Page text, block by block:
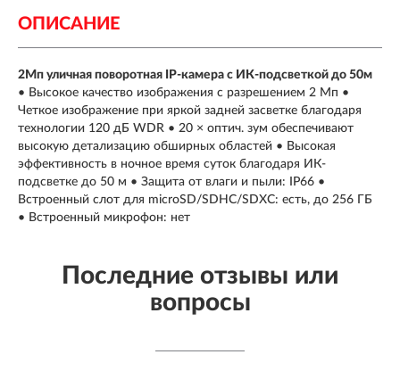
ОПИСАНИЕ
2Мп уличная поворотная IP-камера c ИК-подсветкой до 50м
• Высокое качество изображения с разрешением 2 Мп •
Четкое изображение при яркой задней засветке благодаря
технологии 120 дБ WDR • 20 × оптич. зум обеспечивают
высокую детализацию обширных областей • Высокая
эффективность в ночное время суток благодаря ИК-
подсветке до 50 м • Защита от влаги и пыли: IP66 •
Встроенный слот для microSD/SDHC/SDXC: есть, до 256 ГБ
• Встроенный микрофон: нет
Последние отзывы или
вопросы